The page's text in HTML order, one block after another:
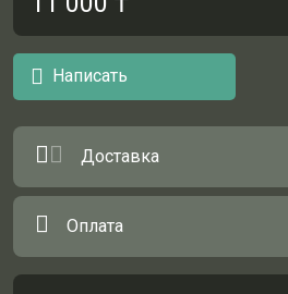
Написать
Доставка
Оплата